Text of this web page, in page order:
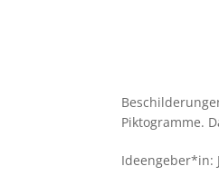
Piktogramme.
Ideengeber*in: